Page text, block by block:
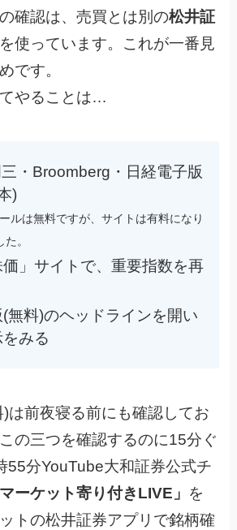
確認は、売買とは別の松井証
を使っています。これが一番見
です。
やることは…
・Broomberg・日経電子版
)
ルは無料ですが、サイトは有料になり
。
価」サイトで、重要指数を再
(無料)のヘッドラインを開い
みる
)は前夜寝る前にも確認してお
の三つを確認するのに15分ぐ
55分YouTube大和証券公式チ
マーケット寄り付きLIVE」 を
トの松井証券アプリで銘柄確